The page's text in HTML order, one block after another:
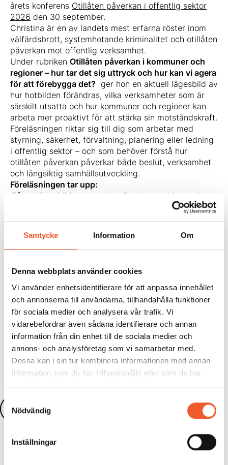
Samtycke Information Om
Denna webbplats använder cookies
Vi använder enhetsidentifierare för att anpassa innehållet
och annonserna till användarna, tillhandahålla funktioner
för sociala medier och analysera vår trafik. Vi
vidarebefordrar även sådana identifierare och annan
information från din enhet till de sociala medier och
annons- och analysföretag som vi samarbetar med.
Dessa kan i sin tur kombinera informationen med annan
information som du har tillhandahållit eller som de har
samlat in när du har använt deras tjänster.
Samtyckesval
Nödvändig
Inställningar
årets konferens Otillåten påverkan i offentlig sektor
2026 den 30 september.
Christina är en av landets mest erfarna röster inom
välfärdsbrott, systemhotande kriminalitet och otillåten
påverkan mot offentlig verksamhet.
Under rubriken Otillåten påverkan i kommuner och
regioner – hur tar det sig uttryck och hur kan vi agera
för att förebygga det? ger hon en aktuell lägesbild av
hur hotbilden förändras, vilka verksamheter som är
särskilt utsatta och hur kommuner och regioner kan
arbeta mer proaktivt för att stärka sin motståndskraft.
Föreläsningen riktar sig till dig som arbetar med
styrning, säkerhet, förvaltning, planering eller ledning
i offentlig sektor – och som behöver förstå hur
otillåten påverkan påverkar både beslut, verksamhet
och långsiktig samhällsutveckling.
Föreläsningen tar upp:
Så ser lägesbilden ut — aktuella uttryck och trender i
Så kan man arbeta proaktivt — strukturer, rutiner och
samverkan som stärker motståndskraften
2026den 30 september – välj mellan att delta på
plats i Stockholm eller digitalt!
Dela:
Läs fler nyheter